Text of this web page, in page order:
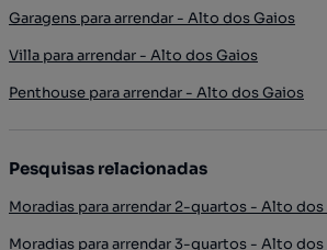
Garagens para arrendar - Alto dos Gaios
Villa para arrendar - Alto dos Gaios
Penthouse para arrendar - Alto dos Gaios
Pesquisas relacionadas
Moradias para arrendar 2-quartos - Alto dos
Moradias para arrendar 3-quartos - Alto dos